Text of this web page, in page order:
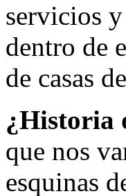
servicios
dentro de
de casas
¿Historia
que nos
esquinas